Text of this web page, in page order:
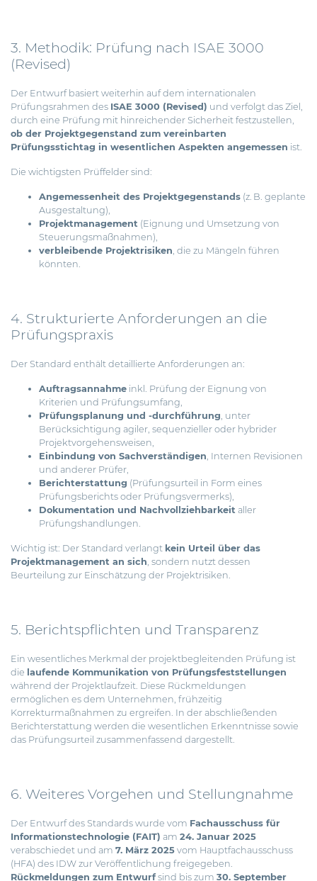
3. Methodik: Prüfung nach ISAE 3000
(Revised)
Der Entwurf basiert weiterhin auf dem internationalen
Prüfungsrahmen des ISAE 3000 (Revised) und verfolgt das Ziel,
durch eine Prüfung mit hinreichender Sicherheit festzustellen,
ob der Projektgegenstand zum vereinbarten
Prüfungsstichtag in wesentlichen Aspekten angemessen ist.
Die wichtigsten Prüffelder sind:
Angemessenheit des Projektgegenstands (z. B. geplante
Ausgestaltung),
Projektmanagement (Eignung und Umsetzung von
Steuerungsmaßnahmen),
verbleibende Projektrisiken, die zu Mängeln führen
könnten.
4. Strukturierte Anforderungen an die
Prüfungspraxis
Der Standard enthält detaillierte Anforderungen an:
Auftragsannahme inkl. Prüfung der Eignung von
Kriterien und Prüfungsumfang,
Prüfungsplanung und -durchführung, unter
Berücksichtigung agiler, sequenzieller oder hybrider
Projektvorgehensweisen,
Einbindung von Sachverständigen, Internen Revisionen
und anderer Prüfer,
Berichterstattung (Prüfungsurteil in Form eines
Prüfungsberichts oder Prüfungsvermerks),
Dokumentation und Nachvollziehbarkeit aller
Prüfungshandlungen.
Wichtig ist: Der Standard verlangt kein Urteil über das
Projektmanagement an sich, sondern nutzt dessen
Beurteilung zur Einschätzung der Projektrisiken.
5. Berichtspflichten und Transparenz
Ein wesentliches Merkmal der projektbegleitenden Prüfung ist
die laufende Kommunikation von Prüfungsfeststellungen
während der Projektlaufzeit. Diese Rückmeldungen
ermöglichen es dem Unternehmen, frühzeitig
Korrekturmaßnahmen zu ergreifen. In der abschließenden
Berichterstattung werden die wesentlichen Erkenntnisse sowie
das Prüfungsurteil zusammenfassend dargestellt.
6. Weiteres Vorgehen und Stellungnahme
Der Entwurf des Standards wurde vom Fachausschuss für
Informationstechnologie (FAIT) am 24. Januar 2025
verabschiedet und am 7. März 2025 vom Hauptfachausschuss
(HFA) des IDW zur Veröffentlichung freigegeben.
Rückmeldungen zum Entwurfsind bis zum 30. September